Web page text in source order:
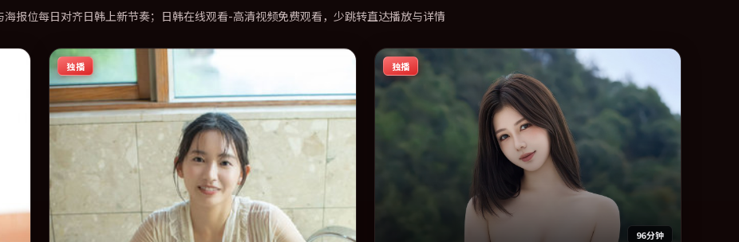
海报位每日对齐日韩上新节奏；日韩在线观看-高清视频免费观看，少跳转直达播放与详情
独播 独播
96分钟